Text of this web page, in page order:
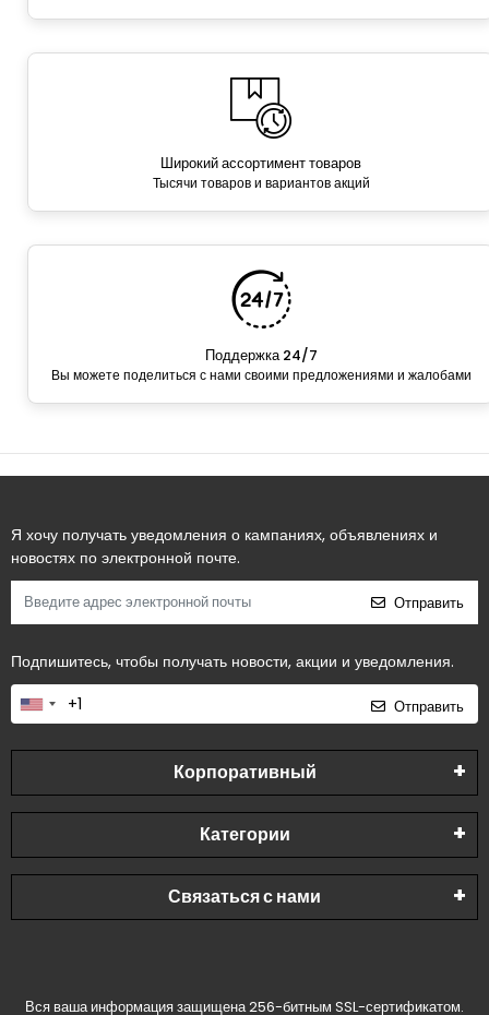
Широкий ассортимент товаров
Тысячи товаров и вариантов акций
Поддержка 24/7
Вы можете поделиться с нами своими предложениями и жалобами
Я хочу получать уведомления о кампаниях, объявлениях и
новостях по электронной почте.
Отправить
Подпишитесь, чтобы получать новости, акции и уведомления.
Отправить
Корпоративный
Категории
Связаться с нами
Вся ваша информация защищена 256-битным SSL-сертификатом.